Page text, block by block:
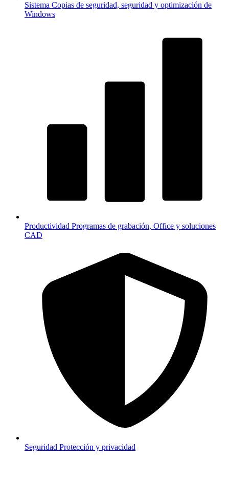
Sistema Copias de seguridad, seguridad y optimización de
Windows
Productividad Programas de grabación, Office y soluciones
CAD
Seguridad Protección y privacidad